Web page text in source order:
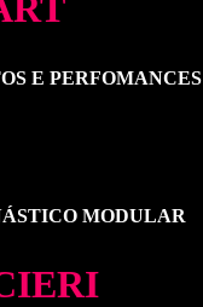
E PERFOMANCES
MODULAR